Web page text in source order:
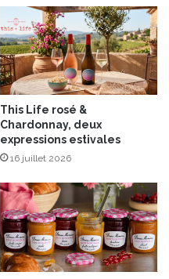
This Life rosé &
Chardonnay, deux
expressions estivales
16 juillet 2026